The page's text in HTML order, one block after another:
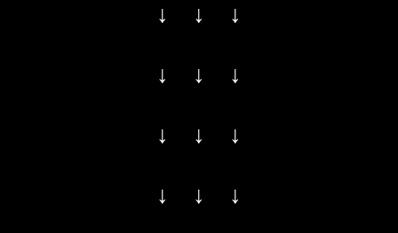
↓ ↓ ↓
↓ ↓ ↓
↓ ↓ ↓
↓ ↓ ↓